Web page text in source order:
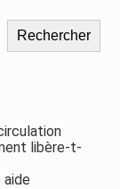
Rechercher
libère-t-
aide